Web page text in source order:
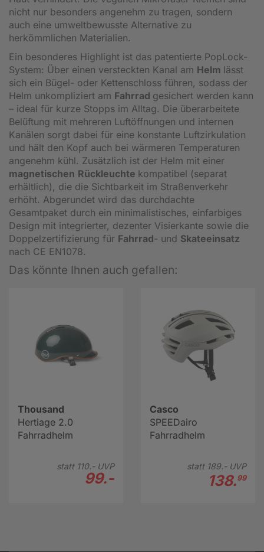
nicht nur besonders angenehm zu tragen, sondern
auch eine umweltbewusste Alternative zu
herkömmlichen Materialien.
Ein besonderes Highlight ist das patentierte PopLock-
System: Über einen versteckten Kanal am Helm lässt
sich ein Bügel- oder Kettenschloss führen, sodass der
Helm unkompliziert am Fahrrad gesichert werden kann
– ideal für kurze Stopps im Alltag. Die überarbeitete
Belüftung mit mehreren Luftöffnungen und internen
Kanälen sorgt dabei für eine konstante Luftzirkulation
und hält den Kopf auch bei wärmeren Temperaturen
angenehm kühl. Zusätzlich ist der Helm mit einer
magnetischen Rückleuchte kompatibel (separat
erhältlich), die die Sichtbarkeit im Straßenverkehr
erhöht. Abgerundet wird das durchdachte
Gesamtpaket durch ein minimalistisches, einfarbiges
Design mit integrierter, dezenter Visierkante sowie die
Doppelzertifizierung für Fahrrad- und Skateeinsatz
nach CE EN1078.
Das könnte Ihnen auch gefallen:
Thousand
Hertiage 2.0
Fahrradhelm
statt 110.-UVP
99.-
Casco
SPEEDairo
Fahrradhelm
statt 189.-UVP
138.99